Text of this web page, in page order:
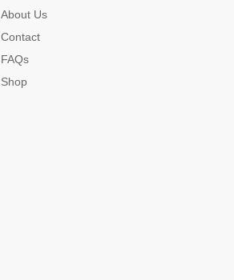
About Us
Contact
FAQs
Shop